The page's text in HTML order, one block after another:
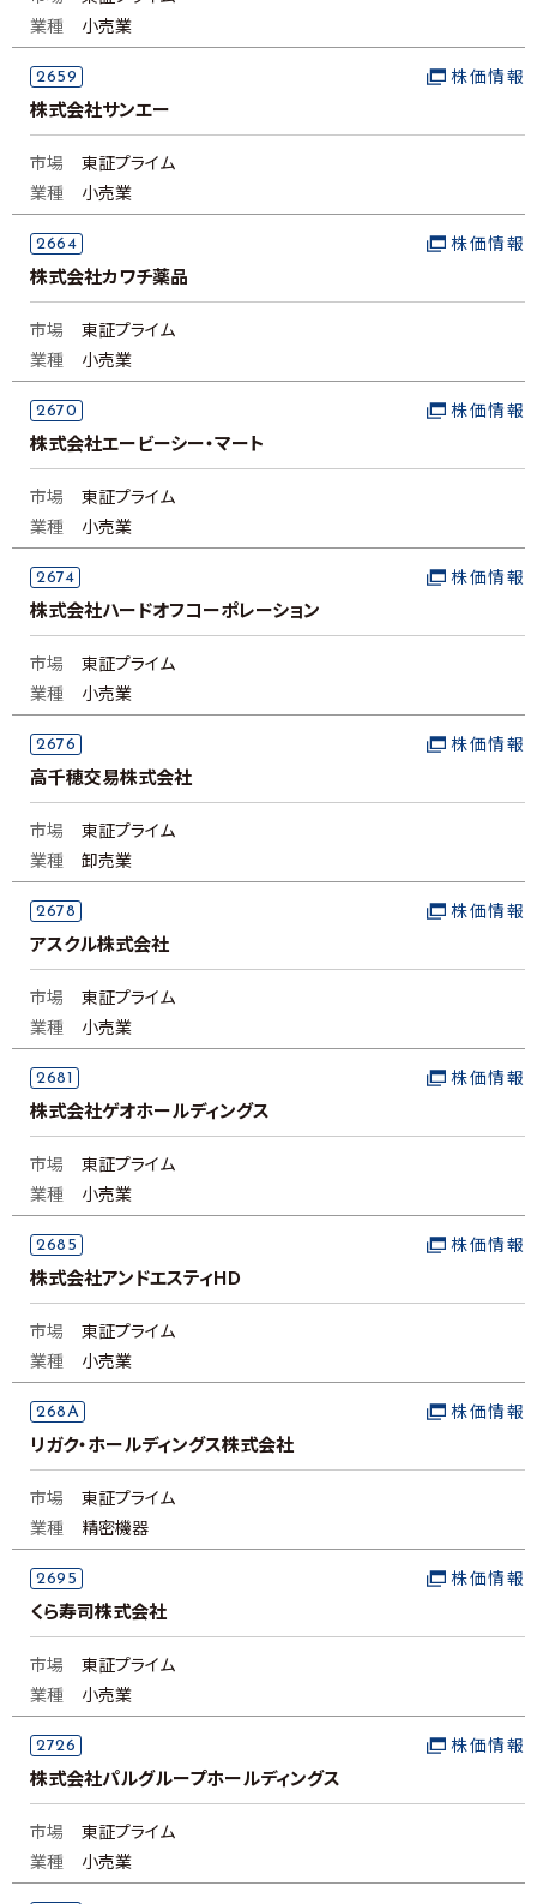
業種
小売業
2659
株式会社サンエー
株価情報
市場
東証プライム
業種
小売業
2664
株式会社カワチ薬品
株価情報
市場
東証プライム
業種
小売業
2670
株式会社エービーシー・マート
株価情報
市場
東証プライム
業種
小売業
2674
株式会社ハードオフコーポレーション
株価情報
市場
東証プライム
業種
小売業
2676
高千穂交易株式会社
株価情報
市場
東証プライム
業種
卸売業
2678
アスクル株式会社
株価情報
市場
東証プライム
業種
小売業
2681
株式会社ゲオホールディングス
株価情報
市場
東証プライム
業種
小売業
2685
株式会社アンドエスティHD
株価情報
市場
東証プライム
業種
小売業
268A
リガク・ホールディングス株式会社
株価情報
市場
東証プライム
業種
精密機器
2695
くら寿司株式会社
株価情報
市場
東証プライム
業種
小売業
2726
株式会社パルグループホールディングス
株価情報
市場
東証プライム
業種
小売業